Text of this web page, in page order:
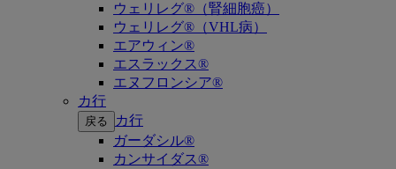
ウェリレグ®（腎細胞癌）
ウェリレグ®（VHL病）
エアウィン®
エスラックス®
エヌフロンシア®
カ行
戻る
カ行
ガーダシル®
カンサイダス®